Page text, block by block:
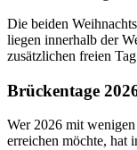
Die beiden
liegen innerhalb der
zusätzlichen freien
Brückentage
Wer 2026 mit
erreichen möchte, hat